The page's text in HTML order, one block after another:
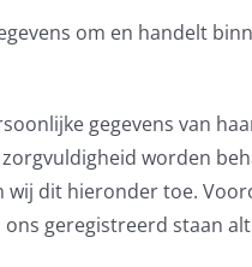
om en handelt
gegevens van
worden
dit hieronder toe.
geregistreerd staan